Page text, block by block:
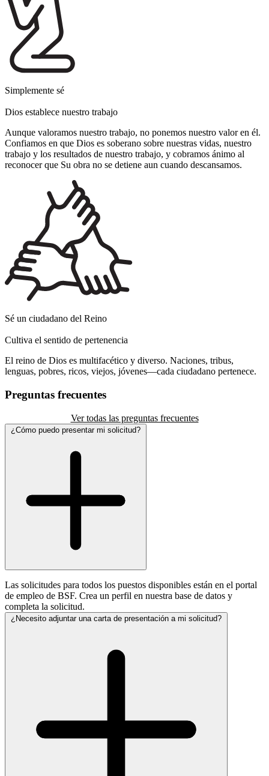
Simplemente sé
Dios establece nuestro trabajo
Aunque valoramos nuestro trabajo, no ponemos nuestro valor en él.
Confiamos en que Dios es soberano sobre nuestras vidas, nuestro
trabajo y los resultados de nuestro trabajo, y cobramos ánimo al
reconocer que Su obra no se detiene aun cuando descansamos.
Sé un ciudadano del Reino
Cultiva el sentido de pertenencia
El reino de Dios es multifacético y diverso. Naciones, tribus,
lenguas, pobres, ricos, viejos, jóvenes—cada ciudadano pertenece.
Preguntas frecuentes
Ver todas las preguntas frecuentes
¿Cómo puedo presentar mi solicitud?
Las solicitudes para todos los puestos disponibles están en el portal
de empleo de BSF. Crea un perfil en nuestra base de datos y
completa la solicitud.
¿Necesito adjuntar una carta de presentación a mi solicitud?